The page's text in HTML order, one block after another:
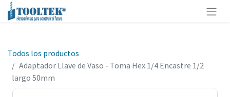
Todos los productos
Adaptador Llave de Vaso - Toma Hex 1/4 Encastre 1/2
largo 50mm